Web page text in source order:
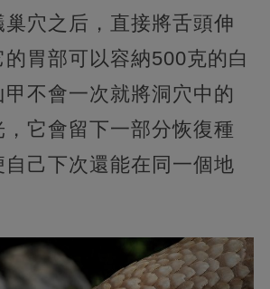
穴之后，直接將舌頭伸
胃部可以容納500克的白
不會一次就將洞穴中的
它會留下一部分恢復種
己下次還能在同一個地